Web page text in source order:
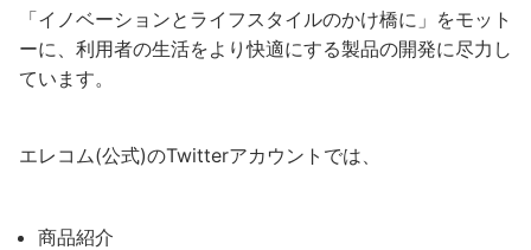
「イノベーションとライフスタイルのかけ橋に」をモット
ーに、利用者の生活をより快適にする製品の開発に尽力し
ています。
エレコム(公式)のTwitterアカウントでは、
商品紹介